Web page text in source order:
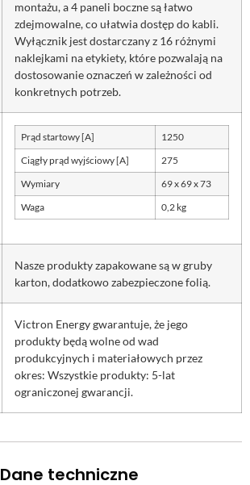
montażu, a 4 paneli boczne są łatwo
zdejmowalne, co ułatwia dostęp do kabli.
Wyłącznik jest dostarczany z 16 różnymi
naklejkami na etykiety, które pozwalają na
dostosowanie oznaczeń w zależności od
konkretnych potrzeb.
Prąd startowy [A] 1250
Ciągły prąd wyjściowy [A] 275
Wymiary 69 x 69 x 73
Waga 0,2 kg
Nasze produkty zapakowane są w gruby
karton, dodatkowo zabezpieczone folią.
Victron Energy gwarantuje, że jego
produkty będą wolne od wad
produkcyjnych i materiałowych przez
okres: Wszystkie produkty: 5-lat
ograniczonej gwarancji.
Dane techniczne